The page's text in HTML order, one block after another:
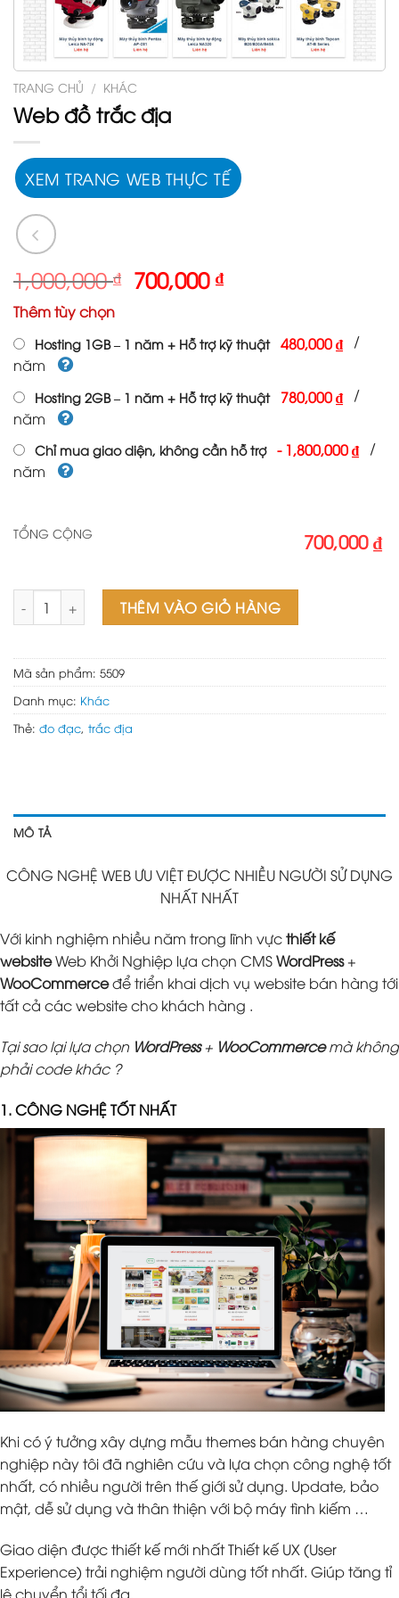
TRANG CHỦ / KHÁC
Web đồ trắc địa
XEM TRANG WEB THỰC TẾ
1,000,000₫ Giá
gốc
1,000,000 ₫.
700,000₫Giá
là:
Thêm tùy chọn
Hosting 1GB – 1 năm + Hỗ trợ kỹ thuật 480,000 ₫ /
năm
Hosting 2GB – 1 năm + Hỗ trợ kỹ thuật 780,000 ₫ /
năm
Chỉ mua giao diện, không cần hỗ trợ -1,800,000 ₫ /
năm
TỔNG CỘNG 700,000 ₫
Web đồ trắc địa số lượngTHÊM VÀO GIỎ HÀNG
Mã sản phẩm: 5509
Danh mục: Khác
Thẻ: đo đạc, trắc địa
MÔ TẢ
CÔNG NGHỆ WEB ƯU VIỆT ĐƯỢC NHIỀU NGƯỜI SỬ DỤNG
NHẤT NHẤT
Với kinh nghiệm nhiều năm trong lĩnh vựcthiết kế
websiteWeb Khởi Nghiệp lựa chọn CMSWordPress+
WooCommerceđể triển khai dịch vụ website bán hàng tới
tất cả các website cho khách hàng .
Tại sao lại lựa chọn WordPress+ WooCommercemà không
phải code khác ?
1. CÔNG NGHỆ TỐT NHẤT
Khi có ý tưởng xây dựng mẫu themes bán hàng chuyên
nghiệp này tôi đã nghiên cứu và lựa chọn công nghệ tốt
nhất, có nhiều người trên thế giới sử dụng. Update, bảo
mật, dễ sử dụng và thân thiện với bộ máy tình kiếm …
Giao diện được thiết kế mới nhất Thiết kế UX (User
Experience) trải nghiệm người dùng tốt nhất. Giúp tăng tỉ
lệ chuyển tổi tối đa.